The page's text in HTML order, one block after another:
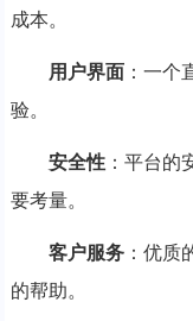
成本。
用户界面：一个
验。
安全性：平台的
要考量。
客户服务：优质
的帮助。